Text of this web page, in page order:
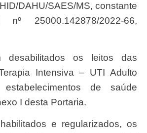
DAHU/SAES/MS, constante
25000.142878/2022-66,
Intensiva – UTI Adulto
de saúde
I desta Portaria.